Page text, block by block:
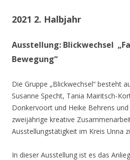
2021 2. Halbjahr
Ausstellung: Blickwechsel
Bewegung“
Die Gruppe „Blickwechsel“ besteht
Susanne Specht, Tania Mairitsch-
Donkervoort und Heike Behrens
zweijährige kreative
Ausstellungstätigkeit im Kreis Unna
In dieser Ausstellung ist es das